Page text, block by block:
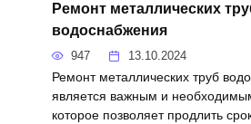
Ремонт металлических
водоснабжения
947 13.10.2024
Ремонт металлических труб
является важным и
которое позволяет продлить